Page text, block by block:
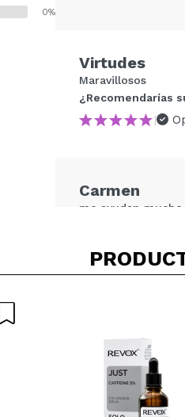
0%
¿Recomendarías su
Virtudes
Maravillosos
¿Recomendarías
|
Carmen
me ayudan
Me encanta!!!
se atenúa un
¿Recomendarías
|